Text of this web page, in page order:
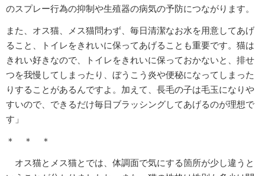
のスプレー行為の抑制や生殖器の病気の予防につながります。
また、オス猫、メス猫問わず、毎日清潔なお水を用意してあげ
ること、トイレをきれいに保ってあげることも重要です。猫は
きれい好きなので、トイレをきれいに保っておかないと、排せ
つを我慢してしまったり、ぼうこう炎や便秘になってしまった
りすることがあるんですよ。加えて、長毛の子は毛玉になりや
すいので、できるだけ毎日ブラッシングしてあげるのが理想で
す」
＊ ＊ ＊
オス猫とメス猫とでは、体調面で気にする箇所が少し違うと